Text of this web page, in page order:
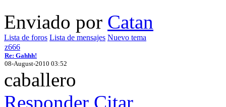
Enviado por Catan
Lista de foros Lista de mensajes Nuevo tema
z666
Re: Gahhh!
08-August-2010 03:52
caballero
Responder Citar